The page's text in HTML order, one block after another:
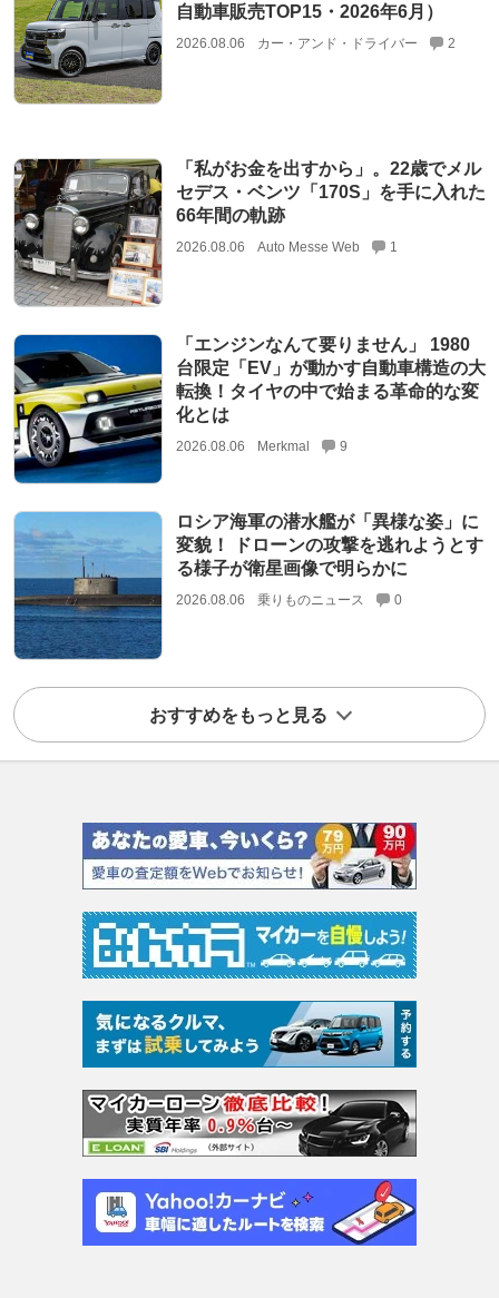
自動車販売TOP15・2026年6月）
2026.08.06 カー・アンド・ドライバー 2
「私がお金を出すから」。22歳でメル
セデス・ベンツ「170S」を手に入れた
66年間の軌跡
2026.08.06 Auto Messe Web 1
「エンジンなんて要りません」 1980
台限定「EV」が動かす自動車構造の大
転換！タイヤの中で始まる革命的な変
化とは
2026.08.06 Merkmal 9
ロシア海軍の潜水艦が「異様な姿」に
変貌！ ドローンの攻撃を逃れようとす
る様子が衛星画像で明らかに
2026.08.06 乗りものニュース 0
おすすめをもっと見る